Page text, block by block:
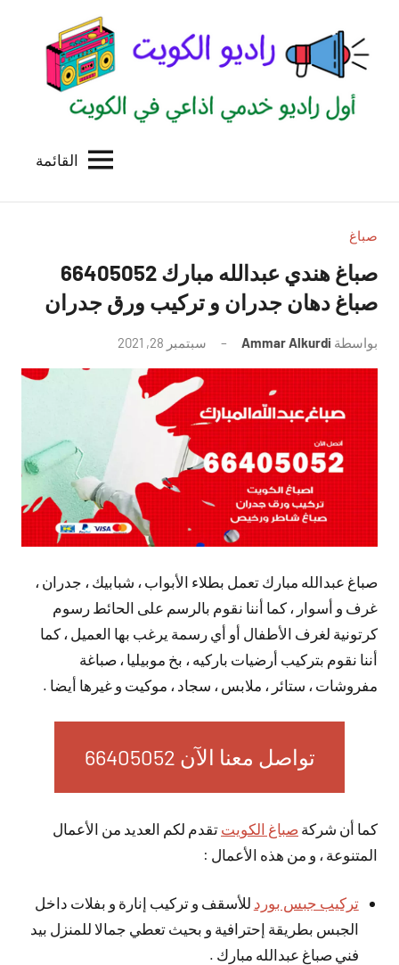
المحتوى
الكويت
للاعلانات
بالكويت
القائمة
صباغ
صباغ هندي عبدالله مبارك 66405052
صباغ دهان جدران و تركيب ورق جدران
بواسطة Ammar Alkurdi سبتمبر 28, 2021
توجد
صباغ عبدالله مبارك تعمل بطلاء الأبواب ، شبابيك ، جدران ،
غرف و أسوار ، كما أننا نقوم بالرسم على الحائط رسوم
كرتونية لغرف الأطفال أو أي رسمة يرغب بها العميل ، كما
أننا نقوم بتركيب أرضيات باركيه ، بخ موبيليا ، صباغة
مفروشات ، ستائر ، ملابس ، سجاد ، موكيت و غيرها أيضا .
تواصل معنا الآن 66405052
كما أن شركة صباغ الكويت تقدم لكم العديد من الأعمال
المتنوعة ، و من هذه الأعمال :
تركيب جبس بورد للأسقف و تركيب إنارة و بفلات داخل
الجبس بطريقة إحترافية و بحيث تعطي جمالا للمنزل بيد
فني صباغ عبدالله مبارك .